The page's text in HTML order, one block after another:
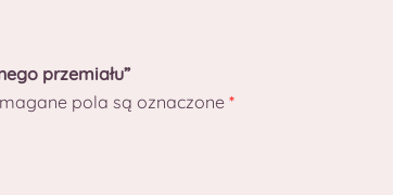
przemiału”
pola są oznaczone*